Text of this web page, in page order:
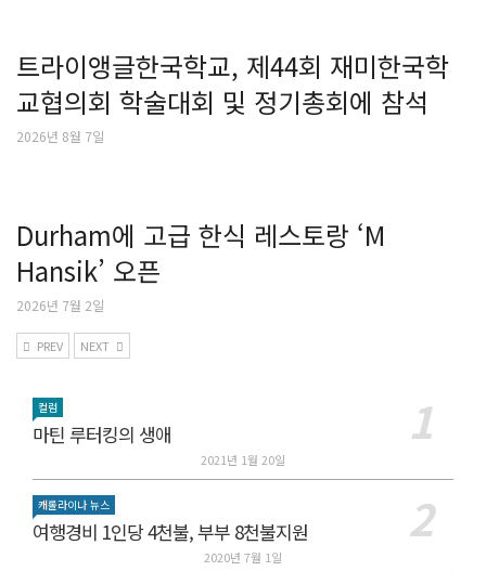
트라이앵글한국학교, 제44회 재미한국학
교협의회 학술대회 및 정기총회에 참석
2026년 8월 7일
Durham에 고급 한식 레스토랑 ‘M
Hansik’ 오픈
2026년 7월 2일
PREV NEXT
컬럼
마틴 루터킹의 생애
2021년 1월 20일
캐롤라이나 뉴스
여행경비 1인당 4천불, 부부 8천불지원
2020년 7월 1일